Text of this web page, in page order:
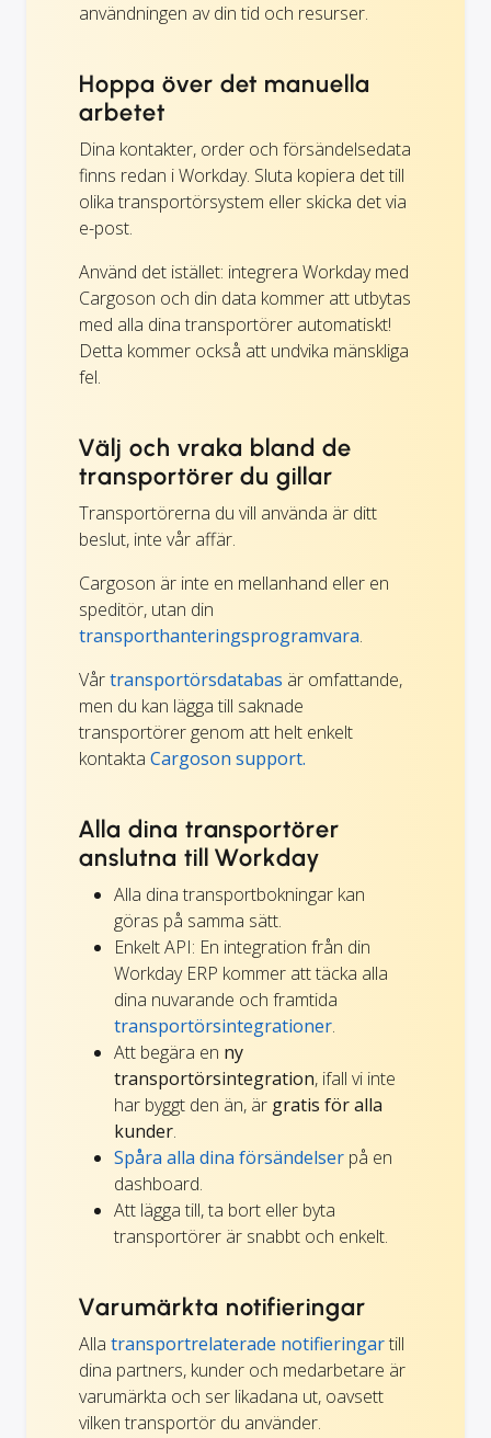
användningen av din tid och resurser.
Hoppa över det manuella
arbetet
Dina kontakter, order och försändelsedata
finns redan i Workday. Sluta kopiera det till
olika transportörsystem eller skicka det via
e-post.
Använd det istället: integrera Workday med
Cargoson och din data kommer att utbytas
med alla dina transportörer automatiskt!
Detta kommer också att undvika mänskliga
fel.
Välj och vraka bland de
transportörer du gillar
Transportörerna du vill använda är ditt
beslut, inte vår affär.
Cargoson är inte en mellanhand eller en
speditör, utan din
transporthanteringsprogramvara.
Vårtransportörsdatabas är omfattande,
men du kan lägga till saknade
transportörer genom att helt enkelt
kontakta Cargoson support.
Alla dina transportörer
anslutna till Workday
Alla dina transportbokningar kan
göras på samma sätt.
Enkelt API: En integration från din
Workday ERP kommer att täcka alla
dina nuvarande och framtida
transportörsintegrationer.
Att begära en ny
transportörsintegration, ifall vi inte
har byggt den än, är gratis för alla
kunder.
Spåra alla dina försändelser på en
dashboard.
Att lägga till, ta bort eller byta
transportörer är snabbt och enkelt.
Varumärkta notifieringar
Alla transportrelaterade notifieringartill
dina partners, kunder och medarbetare är
varumärkta och ser likadana ut, oavsett
vilken transportör du använder.